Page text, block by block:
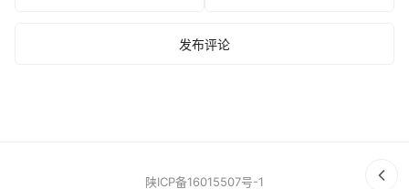
陕ICP备16015507号-1